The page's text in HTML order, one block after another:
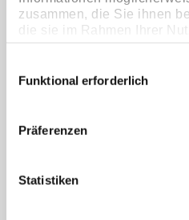
zusammen, die Sie ihnen
die sie im Rahmen Ihrer
gesammelt haben. Unsere
Funktional erforderlich
Präferenzen
Statistiken